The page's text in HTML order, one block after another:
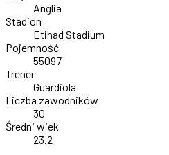
Anglia
Stadion
Etihad Stadium
Pojemność
55097
Trener
Guardiola
Liczba zawodników
30
Średni wiek
23.2